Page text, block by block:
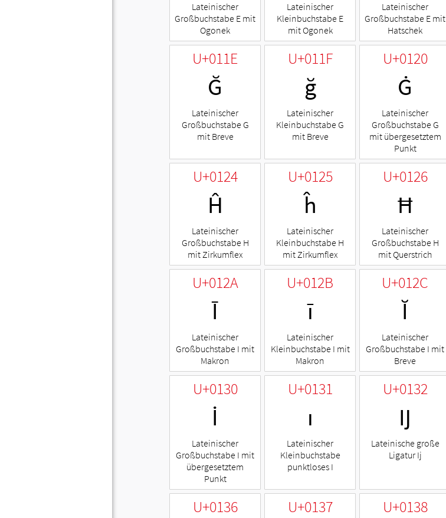
Lateinischer
Großbuchstabe E mit
Ogonek
Lateinischer
Kleinbuchstabe E
mit Ogonek
Lateinischer
Großbuchstabe E mit
Hatschek
U+011E
Ğ
Lateinischer
Großbuchstabe G
mit Breve
U+011F
ğ
Lateinischer
Kleinbuchstabe G
mit Breve
U+0120
Ġ
Lateinischer
Großbuchstabe G
mit übergesetztem
Punkt
U+0124
Ĥ
Lateinischer
Großbuchstabe H
mit Zirkumflex
U+0125
ĥ
Lateinischer
Kleinbuchstabe H
mit Zirkumflex
U+0126
Ħ
Lateinischer
Großbuchstabe H
mit Querstrich
U+012A
Ī
Lateinischer
Großbuchstabe I mit
Makron
U+012B
ī
Lateinischer
Kleinbuchstabe I mit
Makron
U+012C
Ĭ
Lateinischer
Großbuchstabe I mit
Breve
U+0130
İ
Lateinischer
Großbuchstabe I mit
übergesetztem
Punkt
U+0131
ı
Lateinischer
Kleinbuchstabe
punktloses I
U+0132
Ĳ
Lateinische große
Ligatur Ij
U+0136 U+0137 U+0138